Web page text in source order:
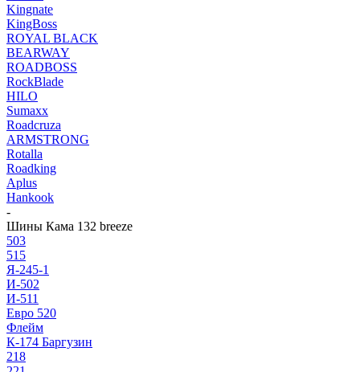
Kingnate
KingBoss
ROYAL BLACK
BEARWAY
ROADBOSS
RockBlade
HILO
Sumaxx
Roadcruza
ARMSTRONG
Rotalla
Roadking
Aplus
Hankook
-
Шины Кама 132 breeze
503
515
Я-245-1
И-502
И-511
Евро 520
Флейм
К-174 Баргузин
218